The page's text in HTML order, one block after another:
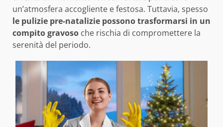
un’atmosfera accogliente e festosa. Tuttavia, spesso
le pulizie pre-natalizie possono trasformarsi in un
compito gravoso che rischia di compromettere la
serenità del periodo.